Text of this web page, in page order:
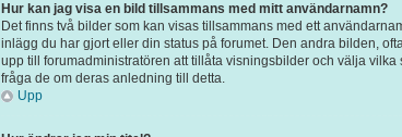
Hur kan jag visa en bild tillsammans med mitt användarnamn?
Det finns två bilder som kan visas tillsammans med ett
inlägg du har gjort eller din status på forumet. Den andra bilden,
upp till forumadministratören att tillåta visningsbilder och välja
fråga de om deras anledning till detta.
Upp